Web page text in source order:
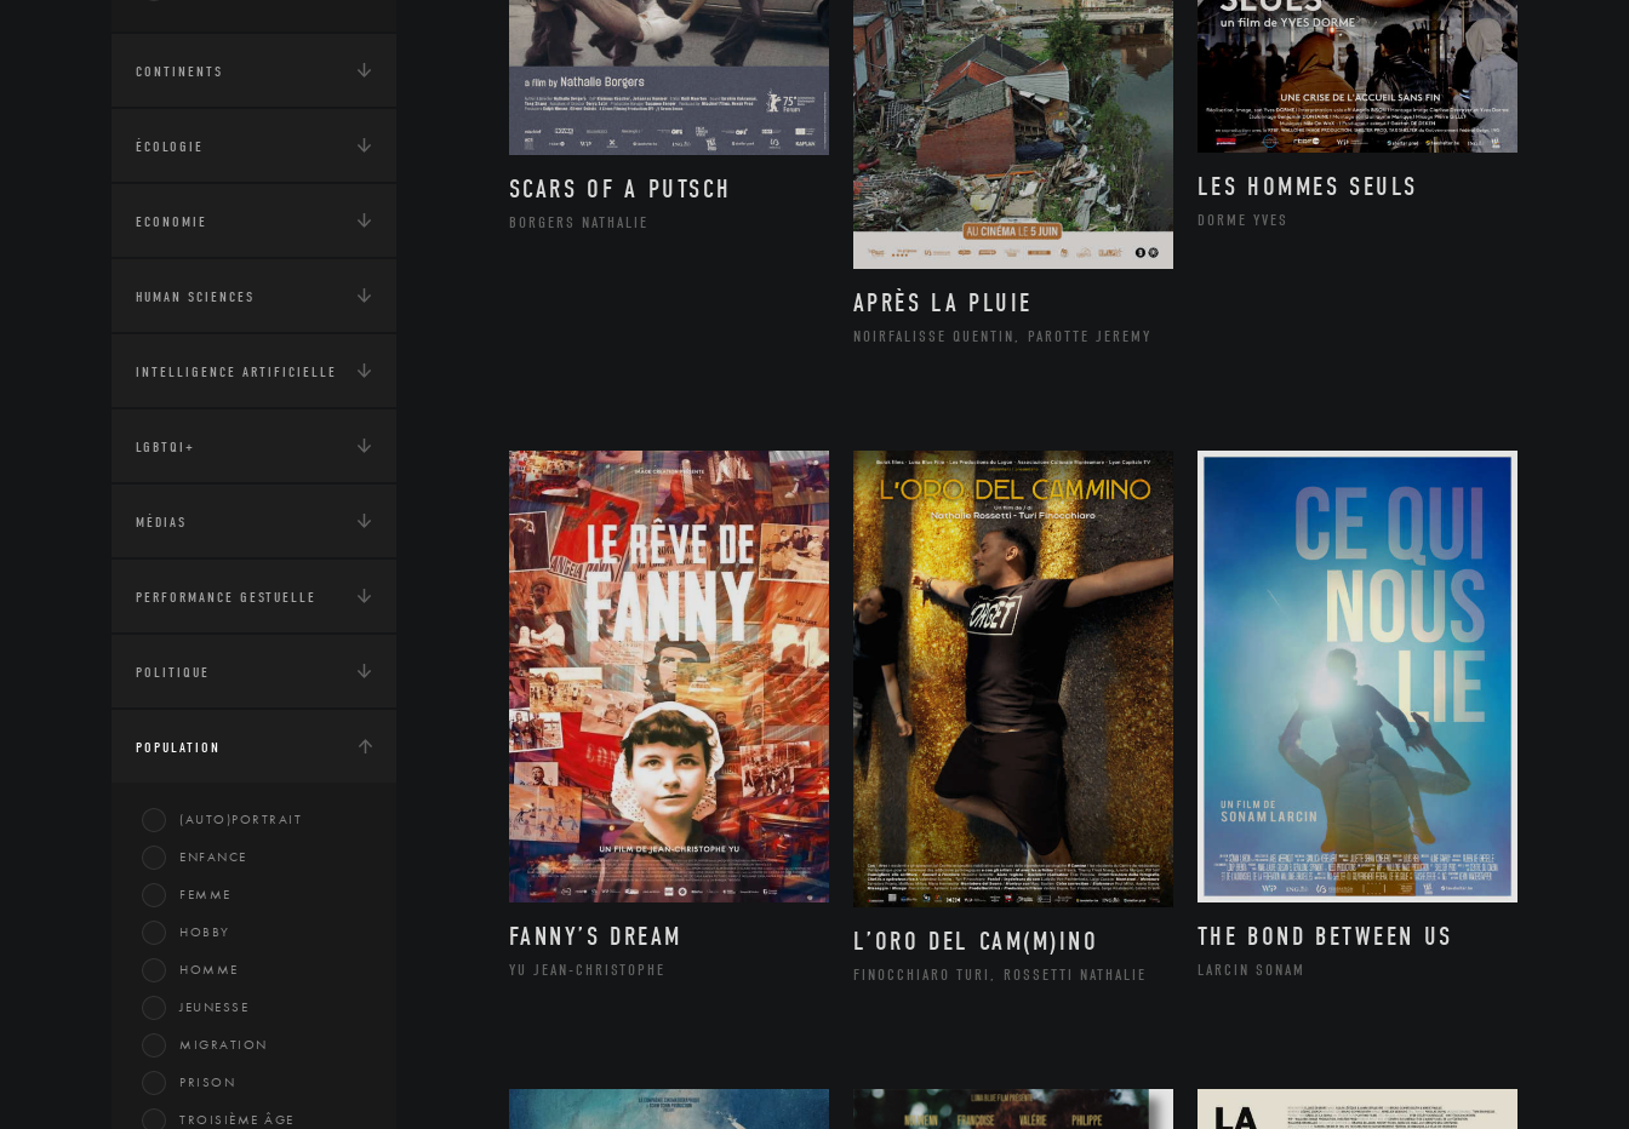
CONTINENTS
ÉCOLOGIE
ECONOMIE
HUMAN SCIENCES
INTELLIGENCE ARTIFICIELLE
LGBTQI+
MÉDIAS
PERFORMANCE GESTUELLE
POLITIQUE
POPULATION
(AUTO)PORTRAIT
ENFANCE
FEMME
HOBBY
HOMME
JEUNESSE
MIGRATION
PRISON
TROISIÈME ÂGE
SCARS OF A PUTSCH
BORGERS NATHALIE
APRÈS LA PLUIE
NOIRFALISSE QUENTIN, PAROTTE JEREMY
LES HOMMES SEULS
DORME YVES
FANNY’S DREAM
YU JEAN-CHRISTOPHE
L’ORO DEL CAM(M)INO
FINOCCHIARO TURI, ROSSETTI NATHALIE
THE BOND BETWEEN US
LARCIN SONAM